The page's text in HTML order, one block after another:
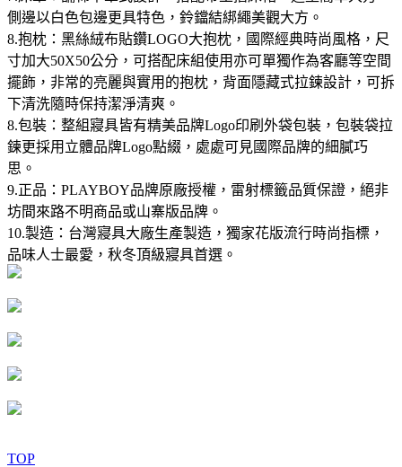
側邊以白色包邊更具特色，鈴鐺結綁繩美觀大方。
8.抱枕：黑絲絨布貼鑽LOGO大抱枕，國際經典時尚風格，尺
寸加大50X50公分，可搭配床組使用亦可單獨作為客廳等空間
擺飾，非常的亮麗與實用的抱枕，背面隱藏式拉鍊設計，可拆
下清洗隨時保持潔淨清爽。
8.包裝：整組寢具皆有精美品牌Logo印刷外袋包裝，包裝袋拉
鍊更採用立體品牌Logo點綴，處處可見國際品牌的細膩巧
思。
9.正品：PLAYBOY品牌原廠授權，雷射標籤品質保證，絕非
坊間來路不明商品或山寨版品牌。
10.製造：台灣寢具大廠生產製造，獨家花版流行時尚指標，
品味人士最愛，秋冬頂級寢具首選。
TOP